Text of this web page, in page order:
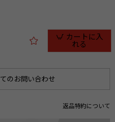
カートに入
れる
のお問い合わせ
返品特約について